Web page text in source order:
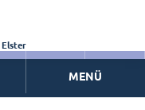
Thieme
Elster
MENÜ